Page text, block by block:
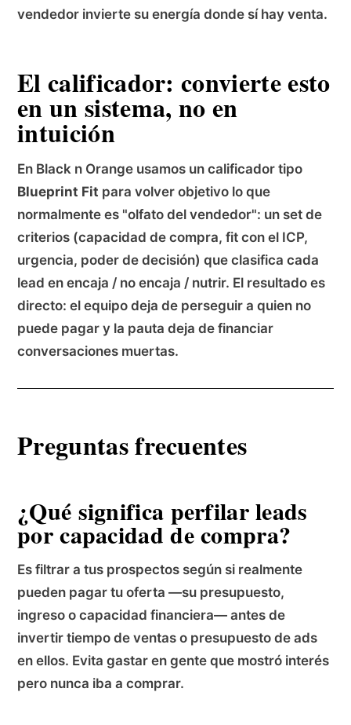
vendedor invierte su energía donde sí hay venta.
El calificador: convierte esto
en un sistema, no en
intuición
En Black n Orange usamos un calificador tipo
Blueprint Fit para volver objetivo lo que
normalmente es "olfato del vendedor": un set de
criterios (capacidad de compra, fit con el ICP,
urgencia, poder de decisión) que clasifica cada
lead en encaja / no encaja / nutrir. El resultado es
directo: el equipo deja de perseguir a quien no
puede pagar y la pauta deja de financiar
conversaciones muertas.
Preguntas frecuentes
¿Qué significa perfilar leads
por capacidad de compra?
Es filtrar a tus prospectos según si realmente
pueden pagar tu oferta —su presupuesto,
ingreso o capacidad financiera— antes de
invertir tiempo de ventas o presupuesto de ads
en ellos. Evita gastar en gente que mostró interés
pero nunca iba a comprar.